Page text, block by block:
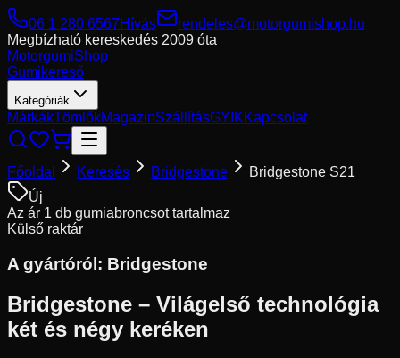
06 1 280 6567Hívás
rendeles@motorgumishop.hu
Megbízható kereskedés 2009 óta
MotorgumiShop
Gumikereső
Kategóriák
MárkákTömlőkMagazinSzállításGYIKKapcsolat
Főoldal Keresés Bridgestone
Bridgestone S21
Új
Az ár 1 db gumiabroncsot tartalmaz
Külső raktár
A gyártóról: Bridgestone
Bridgestone – Világelső technológia
két és négy keréken